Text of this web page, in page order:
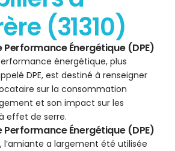
(31310)
Performance Énergétique (DPE)
énergétique, plus
DPE, est destiné à renseigner
sur la consommation
et son impact sur les
effet de serre.
Performance Énergétique (DPE)
l’amiante a largement été utilisée